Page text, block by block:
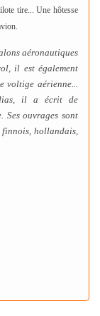
tire... Une hôtesse
aéronautiques
il est également
voltige aérienne...
il a écrit de
Ses ouvrages sont
hollandais,